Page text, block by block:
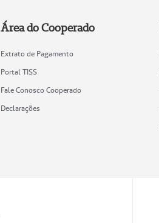
Área do Cooperado
Extrato de Pagamento
Portal TISS
Fale Conosco Cooperado
Declarações